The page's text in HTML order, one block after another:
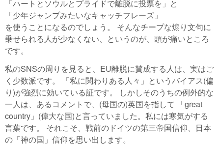
「ハートとソウルとプライドで離脱に投票を」と
「少年ジャンプみたいなキャッチフレーズ」
を使うことになるのでしょう。 そんなチープな煽り文句に
乗せられる人が少なくない、というのが、頭が痛いところ
です。
私のSNSの周りを見ると、EU離脱に賛成する人は、実はご
く少数派です。 「私に関わりある人々」というバイアス(偏
り)が強烈に効いている証です。 しかしそのうちの例外的な
一人は、あるコメントで、(母国の)英国を指して 「great
country」(偉大な国)と言っていました。私には寒気がする
言葉です。 それこそ、戦前のドイツの第三帝国信仰、日本
の「神の国」信仰を思い出します。